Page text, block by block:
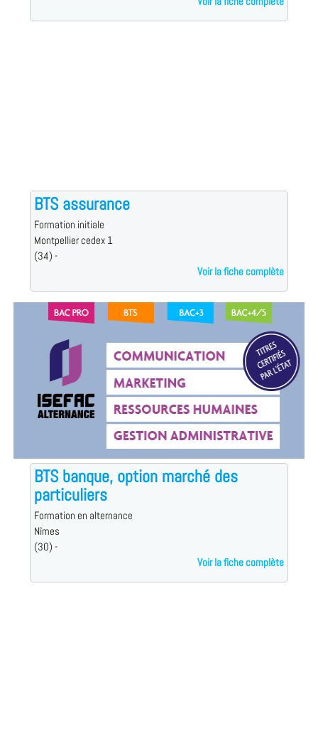
BTS assurance
Formation initiale
Montpellier cedex 1
(34) -
Voir la fiche complète
BTS banque, option marché des
particuliers
Formation en alternance
Nîmes
(30) -
Voir la fiche complète